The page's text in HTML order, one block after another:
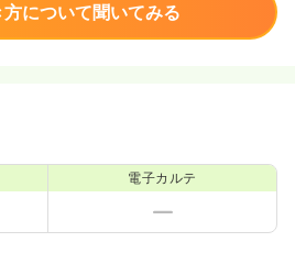
について聞いてみる
電子カルテ